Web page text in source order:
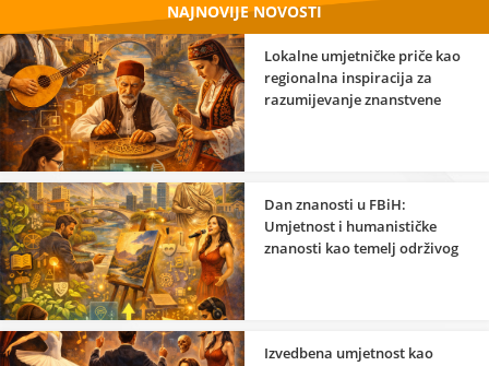
NAJNOVIJE NOVOSTI
Lokalne umjetničke priče kao
regionalna inspiracija za
razumijevanje znanstvene
Dan znanosti u FBiH:
Umjetnost i humanističke
znanosti kao temelj održivog
Izvedbena umjetnost kao